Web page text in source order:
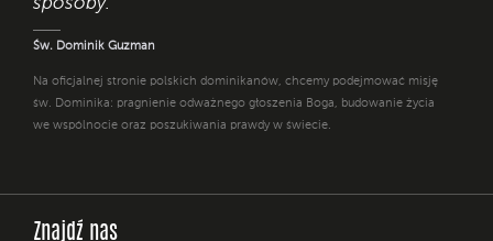
Św. Dominik Guzman
Na oficjalnej stronie polskich dominikanów, chcemy podejmować misję
św. Dominika: pragnienie odważnego głoszenia Boga, budowanie życia
we wspólnocie oraz poszukiwania prawdy w świecie.
Znajdź nas